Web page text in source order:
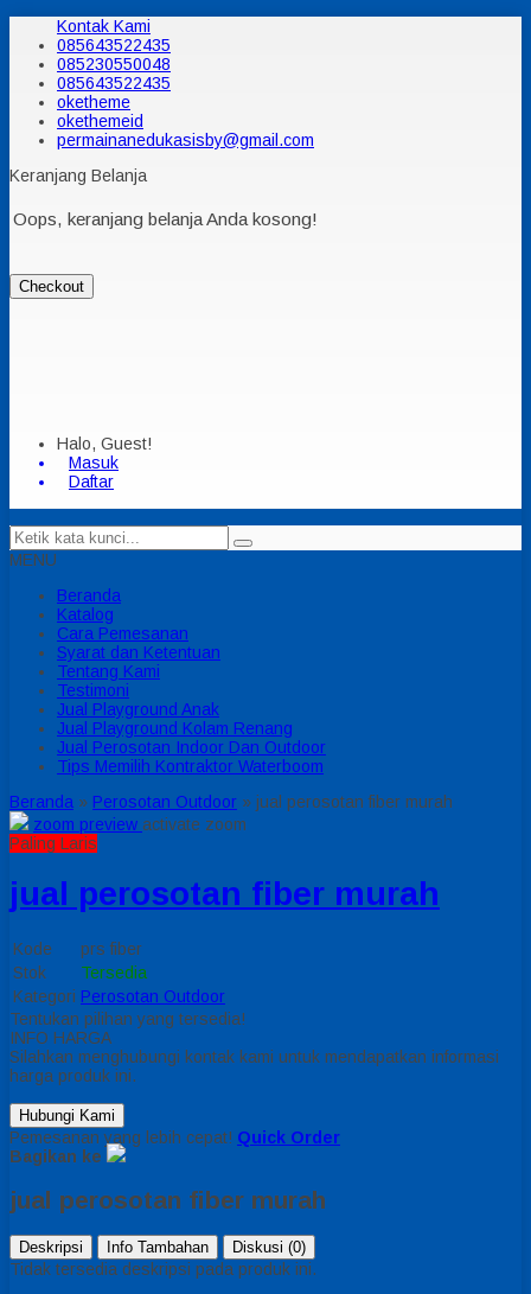
Kontak Kami
085643522435
085230550048
085643522435
oketheme
okethemeid
permainanedukasisby@gmail.com
Keranjang Belanja
Oops, keranjang belanja Anda kosong!
Checkout
Halo, Guest!
Masuk
Daftar
MENU
Beranda
Katalog
Cara Pemesanan
Syarat dan Ketentuan
Tentang Kami
Testimoni
Jual Playground Anak
Jual Playground Kolam Renang
Jual Perosotan Indoor Dan Outdoor
Tips Memilih Kontraktor Waterboom
Beranda » Perosotan Outdoor » jual perosotan fiber murah
zoom preview activate zoom
Paling Laris
jual perosotan fiber murah
Kode
prs fiber
Stok
Tersedia
Kategori Perosotan Outdoor
Tentukan pilihan yang tersedia!
INFO HARGA
Silahkan menghubungi kontak kami untuk mendapatkan informasi
harga produk ini.
Hubungi Kami
Pemesanan yang lebih cepat! Quick Order
Bagikan ke
jual perosotan fiber murah
Deskripsi Info Tambahan Diskusi (0)
Tidak tersedia deskripsi pada produk ini.